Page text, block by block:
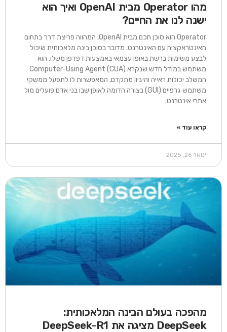
מהו Operator מבית OpenAI ואיך הוא
ישנה לנו את החיים?
Operator הוא סוכן חכם מבית OpenAI, המהווה פריצת דרך בתחום
האינטראקציה עם האינטרנט. מדובר בסוכן בינה מלאכותית שיכול
לבצע משימות ברשת באופן עצמאי באמצעות דפדפן משלו. הוא
משתמש במודל חדש שנקרא Computer-Using Agent (CUA)
המשלב יכולות ראייה והיגיון מתקדם, המאפשרות לו לתפעל ממשקי
משתמש גרפיים (GUI) בצורה הדומה לאופן שבו בני אדם פועלים מול
אתרי אינטרנט.
קראו עוד »
ינואר 26, 2025
מהפכה בעולם הבינה המלאכותית:
DeepSeek מציגה את DeepSeek-R1